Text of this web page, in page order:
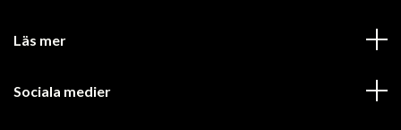
Läs mer
Sociala medier